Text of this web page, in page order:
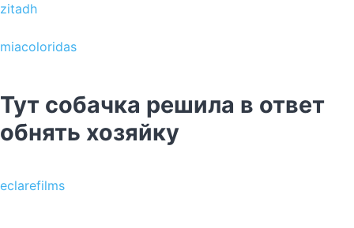
zitadh
miacoloridas
Тут собачка решила в ответ
обнять хозяйку
eclarefilms